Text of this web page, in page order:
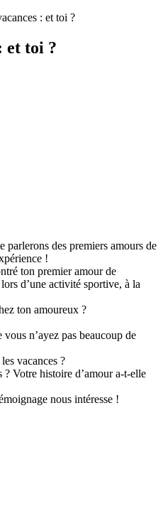
: et toi ?
et toi ?
parlerons des premiers amours de
!
ton premier amour de
d’une activité sportive, à la
ton amoureux ?
n’ayez pas beaucoup de
vacances ?
Votre histoire d’amour a-t-elle
nous intéresse !